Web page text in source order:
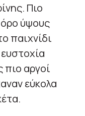
Πιο
ύψους
παιχνίδι
αργοί
εύκολα